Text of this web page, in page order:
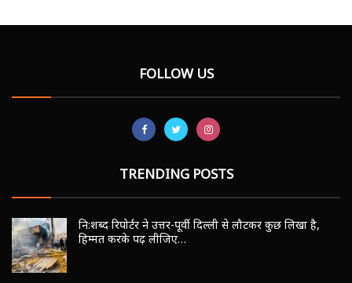
FOLLOW US
TRENDING POSTS
नि:शब्द रिपोर्टर ने उत्तर-पूर्वी दिल्ली से लौटकर कुछ लिखा है,
हिम्मत करके पढ़ लीजिए…